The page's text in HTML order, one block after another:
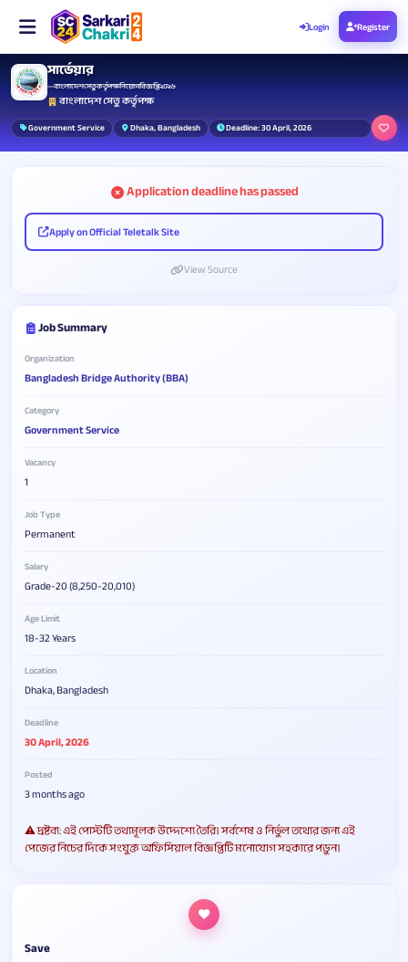
Login Register
সার্ভেয়ার
— বাংলাদেশ সেতু কর্তৃপক্ষ নিয়োগ বিজ্ঞপ্তি ২০২৬
বাংলাদেশ সেতু কর্তৃপক্ষ
Government Service Dhaka, Bangladesh Deadline: 30 April, 2026
Application deadline has passed
Apply on Official Teletalk Site
View Source
Job Summary
Organization
Bangladesh Bridge Authority (BBA)
Category
Government Service
Vacancy
1
Job Type
Permanent
Salary
Grade-20 (8,250-20,010)
Age Limit
18-32 Years
Location
Dhaka, Bangladesh
Deadline
30 April, 2026
Posted
3 months ago
⚠️ দ্রষ্টব্য: এই পোস্টটি তথ্যমূলক উদ্দেশ্যে তৈরি। সর্বশেষ ও নির্ভুল তথ্যের জন্য এই
পেজের নিচের দিকে সংযুক্ত অফিসিয়াল বিজ্ঞপ্তিটি মনোযোগ সহকারে পড়ুন।
Save